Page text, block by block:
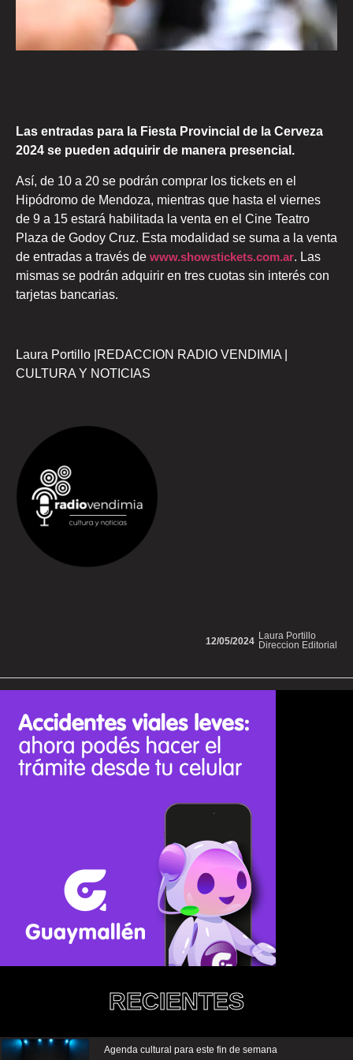
Las entradas para la Fiesta Provincial de la Cerveza
2024 se pueden adquirir de manera presencial.
Así, de 10 a 20 se podrán comprar los tickets en el
Hipódromo de Mendoza, mientras que hasta el viernes
de 9 a 15 estará habilitada la venta en el Cine Teatro
Plaza de Godoy Cruz. Esta modalidad se suma a la venta
de entradas a través de www.showstickets.com.ar. Las
mismas se podrán adquirir en tres cuotas sin interés con
tarjetas bancarias.
Laura Portillo |REDACCION RADIO VENDIMIA |
CULTURA Y NOTICIAS
Laura Portillo
Direccion Editorial
12/05/2024
RECIENTES
Agenda cultural para este fin de semana